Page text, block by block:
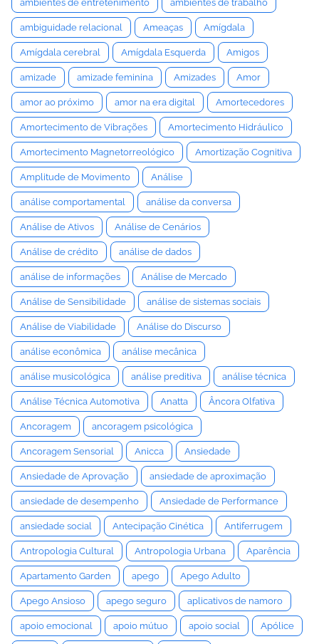
ambientes de entretenimento ambientes de trabalho
ambiguidade relacional Ameaças Amígdala
Amígdala cerebral Amígdala Esquerda Amigos
amizade amizade feminina Amizades Amor
amor ao próximo amor na era digital Amortecedores
Amortecimento de Vibrações Amortecimento Hidráulico
Amortecimento Magnetorreológico Amortização Cognitiva
Amplitude de Movimento Análise
análise comportamental análise da conversa
Análise de Ativos Análise de Cenários
Análise de crédito análise de dados
análise de informações Análise de Mercado
Análise de Sensibilidade análise de sistemas sociais
Análise de Viabilidade Análise do Discurso
análise econômica análise mecânica
análise musicológica análise preditiva análise técnica
Análise Técnica Automotiva Anatta Âncora Olfativa
Ancoragem ancoragem psicológica
Ancoragem Sensorial Anicca Ansiedade
Ansiedade de Aprovação ansiedade de aproximação
ansiedade de desempenho Ansiedade de Performance
ansiedade social Antecipação Cinética Antiferrugem
Antropologia Cultural Antropologia Urbana Aparência
Apartamento Garden apego Apego Adulto
Apego Ansioso apego seguro aplicativos de namoro
apoio emocional apoio mútuo apoio social Apólice